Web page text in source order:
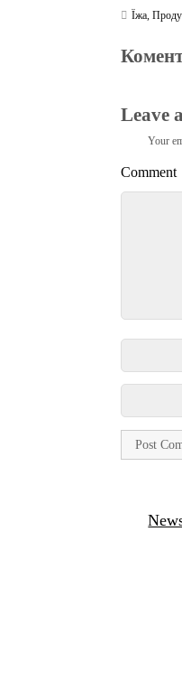
Їжа,
Leave
Your
Comment